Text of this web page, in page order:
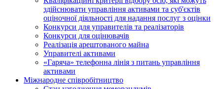
здiйснювати управління активами та суб'єктів
оціночної діяльності для надання послуг з оцінки
Конкурси для управителів та реалізаторів
Конкурси для оцінювачів
Реалізація арештованого майна
Управителі активами
«Гаряча» телефонна лінія з питань управління
активами
Міжнародне співробітництво